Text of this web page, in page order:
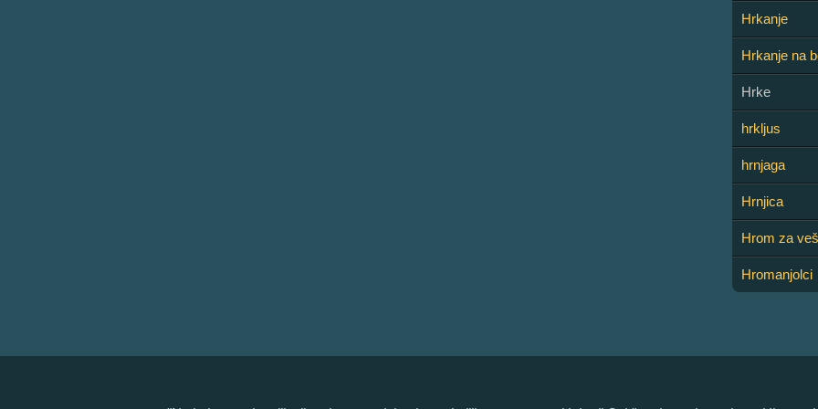
Hrkanje
Hrkanje na
Hrke
hrkljus
hrnjaga
Hrnjica
Hrom za
Hromanjolci